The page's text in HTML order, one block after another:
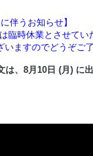
伴うお知らせ】
臨時休業とさせてい
ますのでどうぞご
、 8月10日 (月) に